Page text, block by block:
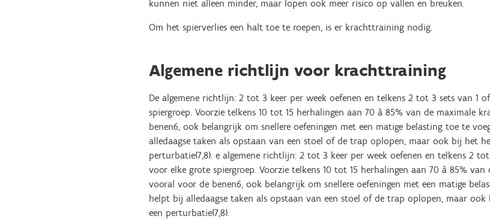
kunnen niet alleen minder, maar lopen ook meer risico op vallen en breuken.
Om het spierverlies een halt toe te roepen, is er krachttraining nodig.
Algemene richtlijn voor krachttraining
De algemene richtlijn: 2 tot 3 keer per week oefenen en telkens 2 tot 3 sets van 1
spiergroep. Voorzie telkens 10 tot 15 herhalingen aan 70 à 85% van de maximale
benen6, ook belangrijk om snellere oefeningen met een matige belasting toe te
alledaagse taken als opstaan van een stoel of de trap oplopen, maar ook bij het
perturbatie(7,8). e algemene richtlijn: 2 tot 3 keer per week oefenen en telkens 2
voor elke grote spiergroep. Voorzie telkens 10 tot 15 herhalingen aan 70 à 85%
vooral voor de benen6, ook belangrijk om snellere oefeningen met een matige
helpt bij alledaagse taken als opstaan van een stoel of de trap oplopen, maar
een perturbatie(7,8).